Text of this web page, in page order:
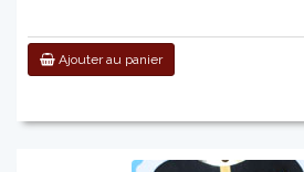
Ajouter au panier